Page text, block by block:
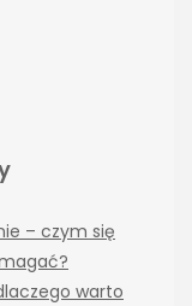
– czym się
warto